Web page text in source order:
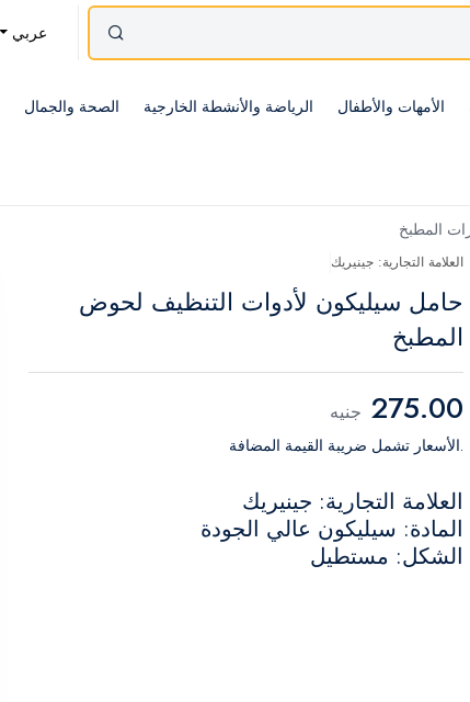
عربي
الأمهات والأطفال الرياضة والأنشطة الخارجية الصحة والجمال
المطبخ
العلامة التجارية: جينيريك
حامل سيليكون لأدوات التنظيف لحوض
المطبخ
275.00 جنيه
.الأسعار تشمل ضريبة القيمة المضافة
العلامة التجارية: جينيريك
المادة: سيليكون عالي الجودة
الشكل: مستطيل